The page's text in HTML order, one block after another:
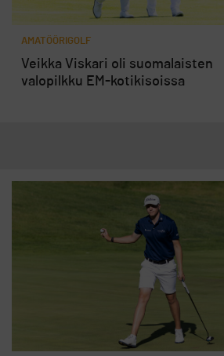
AMATÖÖRIGOLF
Veikka Viskari oli suomalaisten
valopilkku EM-kotikisoissa